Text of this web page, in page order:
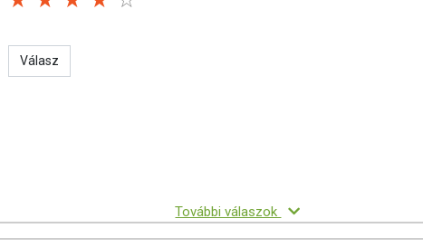
kapcsolatban konzultáljon kezelőorvosával
esetén
szoptatás időszakában
f.) gél, savanyúságot szabályozó anyag (citromsav),
6 kJ/1 kcal
Válasz
További válaszok